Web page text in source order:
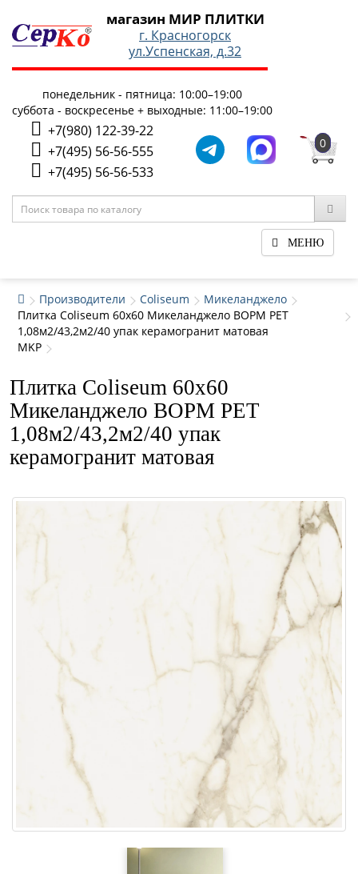
магазин МИР ПЛИТКИ
г. Красногорск
ул.Успенская, д.32
понедельник - пятница: 10:00–19:00
суббота - воскресенье + выходные: 11:00–19:00
+7(980) 122-39-22
+7(495) 56-56-555
+7(495) 56-56-533
0
МЕНЮ
Производители Coliseum
Микеланджело
Плитка Coliseum 60x60 Микеланджело ВОРМ РЕТ
1,08м2/43,2м2/40 упак керамогранит матовая
MKP
Плитка Coliseum 60x60
Микеланджело ВОРМ РЕТ
1,08м2/43,2м2/40 упак
керамогранит матовая